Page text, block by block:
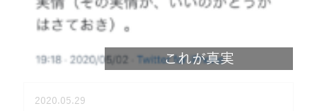
これが真実
2020.05.29